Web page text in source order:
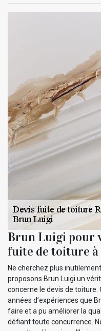
Brun Luigi pour
fuite de toiture à
Ne cherchez plus
proposons Brun Luigi un
concerne le devis de toiture.
années d’expériences que
faire et a pu améliorer la
défiant toute concurrence.